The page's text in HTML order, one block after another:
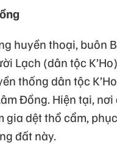
huyền thoại, buôn
Lạch (dân tộc
thống dân tộc
Đồng. Hiện tại,
gia dệt thổ cẩm,
đất này.